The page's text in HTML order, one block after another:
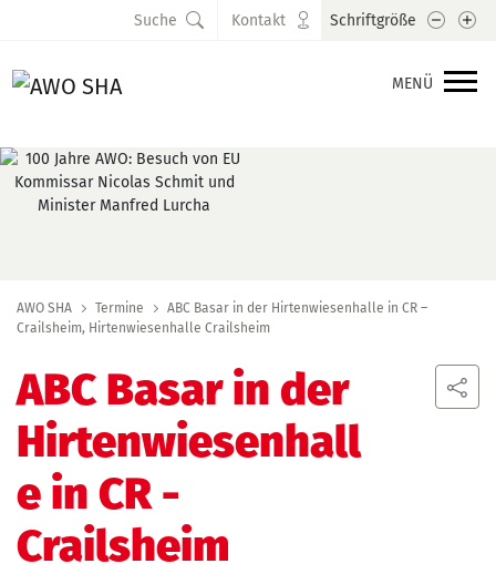
MENÜ
Suche Kontakt Schriftgröße Schrift
AWO SHA Termine
ABC Basar in der Hirtenwiesenhalle in CR –
Crailsheim, Hirtenwiesenhalle Crailsheim
ABC Basar in der
Hirtenwiesenhall
e in CR-
Crailsheim